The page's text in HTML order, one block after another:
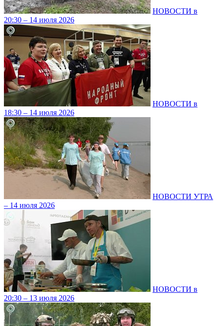
НОВОСТИ в
20:30 – 14 июля 2026
НОВОСТИ в
18:30 – 14 июля 2026
НОВОСТИ УТРА
– 14 июля 2026
НОВОСТИ в
20:30 – 13 июля 2026